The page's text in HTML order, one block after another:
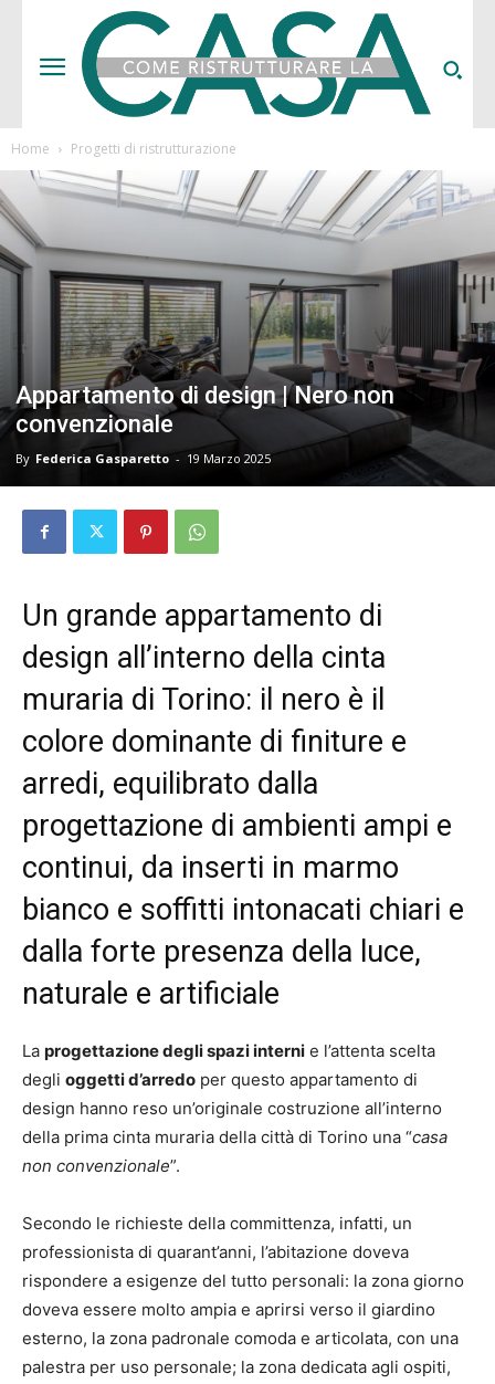
Home Progetti di ristrutturazione
Appartamento di design | Nero non
convenzionale
By Federica Gasparetto - 19 Marzo 2025
Un grande appartamento di
design all’interno della cinta
muraria di Torino: il nero è il
colore dominante di finiture e
arredi, equilibrato dalla
progettazione di ambienti ampi e
continui, da inserti in marmo
bianco e soffitti intonacati chiari e
dalla forte presenza della luce,
naturale e artificiale
La progettazione degli spazi interni e l’attenta scelta
degli oggetti d’arredo per questo appartamento di
design hanno reso un’originale costruzione all’interno
della prima cinta muraria della città di Torino una “casa
non convenzionale”.
Secondo le richieste della committenza, infatti, un
professionista di quarant’anni, l’abitazione doveva
rispondere a esigenze del tutto personali: la zona giorno
doveva essere molto ampia e aprirsi verso il giardino
esterno, la zona padronale comoda e articolata, con una
palestra per uso personale; la zona dedicata agli ospiti,